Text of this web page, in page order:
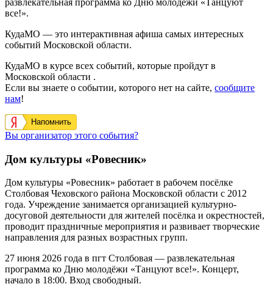
развлекательная программа ко Дню молодежи «Танцуют
все!».
КудаМО — это интерактивная афиша самых интересных
событий Московской области.
КудаМО в курсе всех событий, которые пройдут в
Московской области .
Если вы знаете о событии, которого нет на сайте, сообщите
нам!
Напомнить
Вы организатор этого события?
Дом культуры «Ровесник»
Дом культуры «Ровесник» работает в рабочем посёлке
Столбовая Чеховского района Московской области с 2012
года. Учреждение занимается организацией культурно-
досуговой деятельности для жителей посёлка и окрестностей,
проводит праздничные мероприятия и развивает творческие
направления для разных возрастных групп.
27 июня 2026 года в пгт Столбовая — развлекательная
программа ко Дню молодёжи «Танцуют все!». Концерт,
начало в 18:00. Вход свободный.